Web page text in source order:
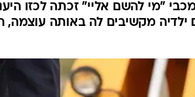
"מי להשם אליי" זכתה לכזו
ילדיה מקשיבים לה באותה עוצמה,